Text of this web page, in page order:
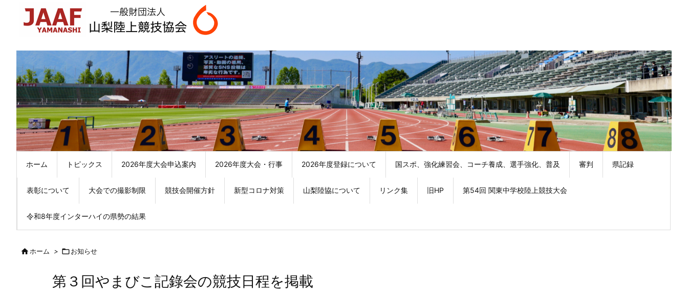
ホーム トピックス 2026年度大会申込案内 2026年度大会・行事 2026年度登録について 国スポ、強化練習会、コーチ養成、選手強化、普及 審判 県記録
表彰について 大会での撮影制限 競技会開催方針 新型コロナ対策 山梨陸協について リンク集 旧HP 第54回 関東中学校陸上競技大会
令和8年度インターハイの県勢の結果
ホーム > お知らせ
第３回やまびこ記錄会の競技日程を掲載